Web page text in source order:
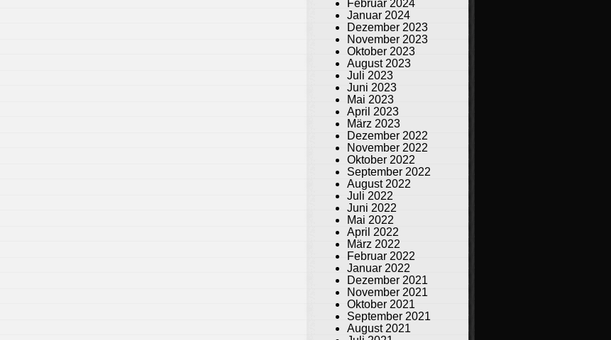
Februar 2024
Januar 2024
Dezember 2023
November 2023
Oktober 2023
August 2023
Juli 2023
Juni 2023
Mai 2023
April 2023
März 2023
Dezember 2022
November 2022
Oktober 2022
September 2022
August 2022
Juli 2022
Juni 2022
Mai 2022
April 2022
März 2022
Februar 2022
Januar 2022
Dezember 2021
November 2021
Oktober 2021
September 2021
August 2021